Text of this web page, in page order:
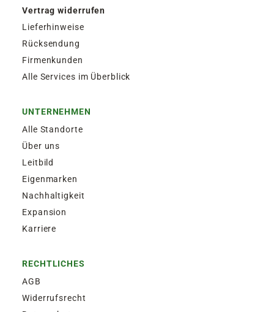
Vertrag widerrufen
Lieferhinweise
Rücksendung
Firmenkunden
Alle Services im Überblick
UNTERNEHMEN
Alle Standorte
Über uns
Leitbild
Eigenmarken
Nachhaltigkeit
Expansion
Karriere
RECHTLICHES
AGB
Widerrufsrecht